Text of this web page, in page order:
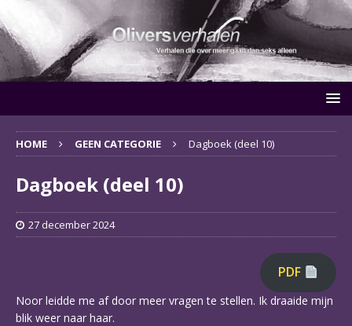
HOME GEEN CATEGORIE Dagboek (deel 10)
Dagboek (deel 10)
27 december 2024
PDF
Noor leidde me af door meer vragen te stellen. Ik draaide mijn
blik weer naar haar.